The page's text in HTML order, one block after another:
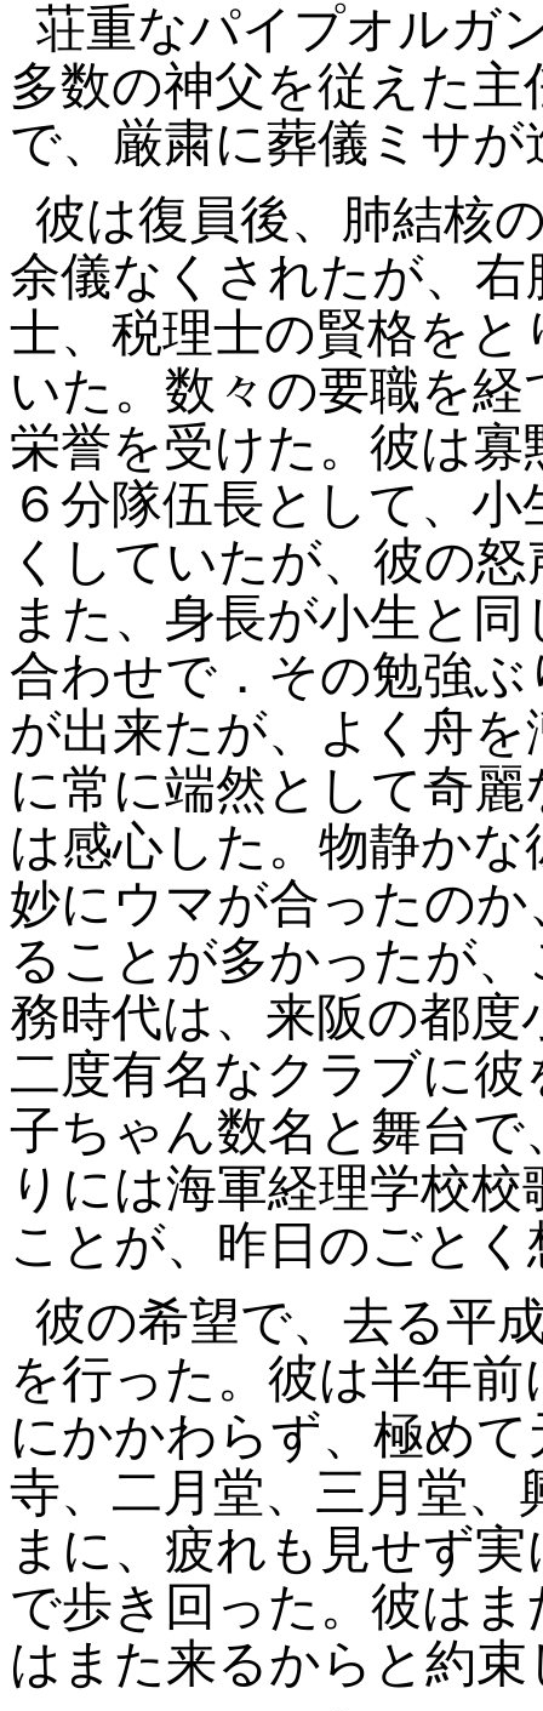
荘重なパイプオルガ
多数の神父を従えた
で、厳粛に葬儀ミサ
彼は復員後、肺結核
余儀なくされたが、
士、税理士の賢格を
いた。数々の要職を
栄誉を受けた。彼は
６分隊伍長として、
くしていたが、彼の
また、身長が小生と
合わせで．その勉強
が出来たが、よく舟
に常に端然として奇
は感心した。物静か
妙にウマが合ったの
ることが多かったが
務時代は、来阪の都
二度有名なクラブに
子ちゃん数名と舞台
りには海軍経理学校
ことが、昨日のごと
彼の希望で、去る平
を行った。彼は半年
にかかわらず、極め
寺、二月堂、三月堂
まに、疲れも見せず
で歩き回った。彼は
はまた来るからと約